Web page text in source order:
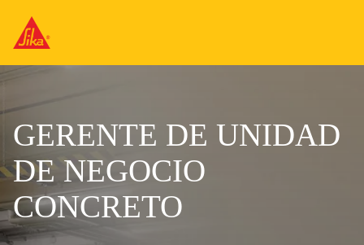
GERENTE DE UNIDAD
DE NEGOCIO
CONCRETO